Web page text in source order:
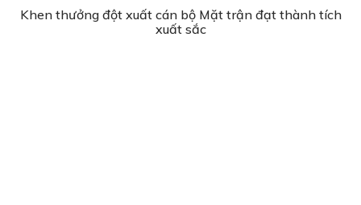
Khen thưởng đột xuất cán bộ Mặt trận đạt thành tích
xuất sắc